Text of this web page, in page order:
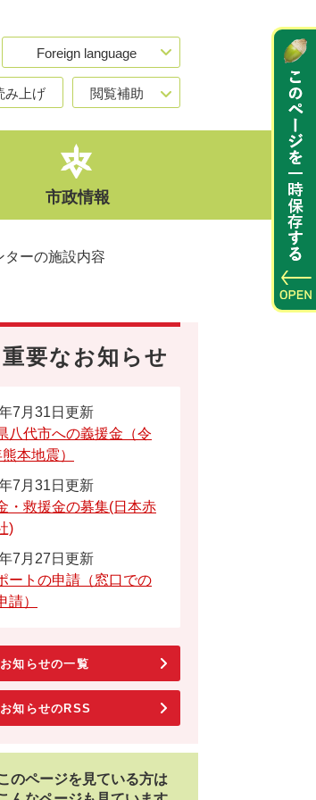
Foreign language
み上げ 閲覧補助
市政情報
ターの施設内容
重要なお知らせ
7月31日更新
八代市への義援金（令
本地震）
7月31日更新
・救援金の募集(日本赤
)
7月27日更新
ートの申請（窓口での
請）
知らせの一覧
知らせのRSS
のページを見ている方は